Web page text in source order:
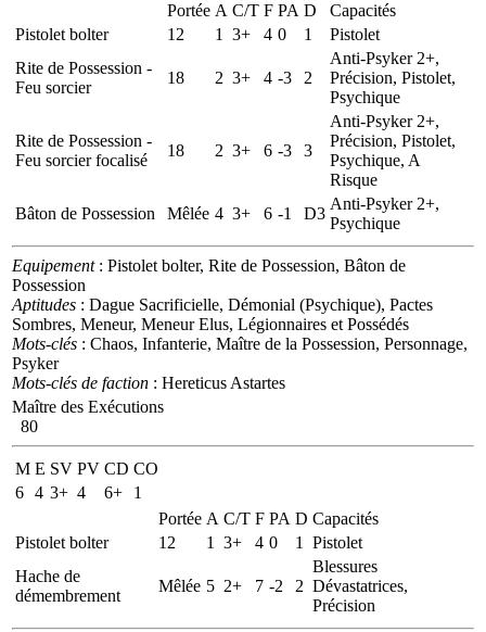
Portée A C/T F PA D
Capacités
Pistolet bolter
12 1 3+ 4 0 1
Pistolet
Rite de Possession -
Feu sorcier
18 2 3+ 4 -3 2
Anti-Psyker 2+,
Précision, Pistolet,
Psychique
Rite de Possession -
Feu sorcier focalisé
18 2 3+ 6 -3 3
Anti-Psyker 2+,
Précision, Pistolet,
Psychique, A
Risque
Bâton de Possession
Mêlée 4 3+ 6 -1 D3
Anti-Psyker 2+,
Psychique
Equipement: Pistolet bolter, Rite de Possession, Bâton de
Possession
Aptitudes : Dague Sacrificielle, Démonial (Psychique), Pactes
Sombres, Meneur, Meneur Elus, Légionnaires et Possédés
Mots-clés : Chaos, Infanterie, Maître de la Possession, Personnage,
Psyker
Mots-clés de faction : Hereticus Astartes
Maître des Exécutions
80
M E SV PV CD CO
6 4 3+ 4 6+
1
Portée A C/T F PA D Capacités
Pistolet bolter
12 1 3+ 4 0 1
Pistolet
Hache de
démembrement
Mêlée 5 2+ 7 -2 2
Blessures
Dévastatrices,
Précision